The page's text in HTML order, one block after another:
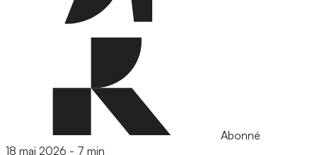
Abonné
18 mai 2026 - 7 min